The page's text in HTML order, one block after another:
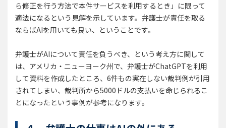
ら修正を行う方法で本件サービスを利用するとき」に限って
適法になるという見解を示しています。弁護士が責任を取る
ならばAIを用いても良い、ということです。
弁護士がAIについて責任を負うべき、という考え方に関して
は、アメリカ・ニューヨーク州で、弁護士がChatGPTを利用
して資料を作成したところ、6件もの実在しない裁判例が引用
されてしまい、裁判所から5000ドルの支払いを命じられるこ
とになったという事例が参考になります。